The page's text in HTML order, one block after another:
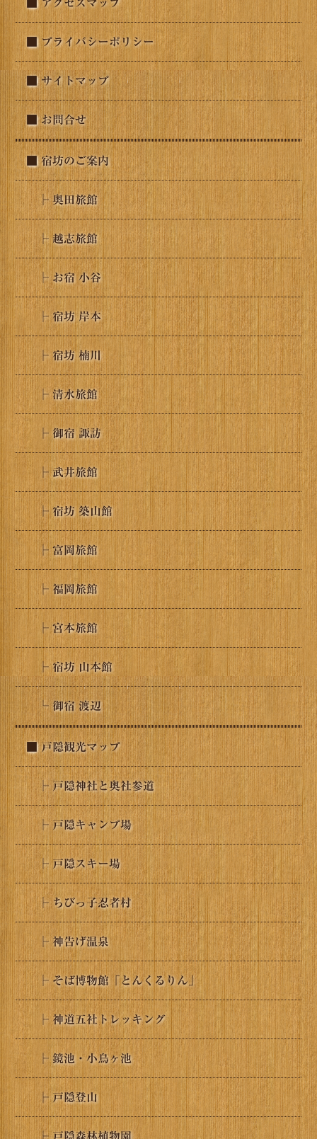
■ アクセスマップ
■ プライバシーポリシー
■ サイトマップ
■ お問合せ
■ 宿坊のご案内
├ 奥田旅館
├ 越志旅館
├ お宿 小谷
├ 宿坊 岸本
├ 宿坊 楠川
├ 清水旅館
├ 御宿 諏訪
├ 武井旅館
├ 宿坊 築山館
├ 富岡旅館
├ 福岡旅館
├ 宮本旅館
├ 宿坊 山本館
└ 御宿 渡辺
■ 戸隠観光マップ
├ 戸隠神社と奥社参道
├ 戸隠キャンプ場
├ 戸隠スキー場
├ ちびっ子忍者村
├ 神告げ温泉
├ そば博物館「とんくるりん」
├ 神道五社トレッキング
├ 鏡池・小鳥ヶ池
├ 戸隠登山
├ 戸隠森林植物園